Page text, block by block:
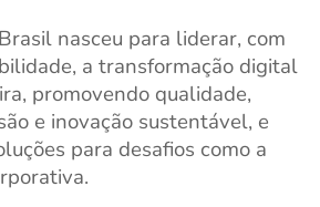
nasceu para liderar, com
a transformação digital
promovendo qualidade,
e inovação sustentável, e
para desafios como a